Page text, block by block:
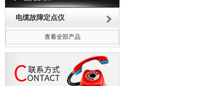
电缆故障定点仪
查看全部产品